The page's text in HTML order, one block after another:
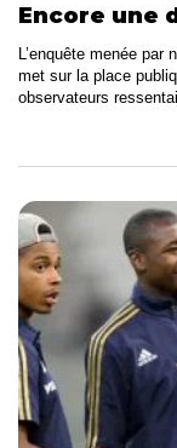
Encore une
L’enquête menée
met sur la place
observateurs